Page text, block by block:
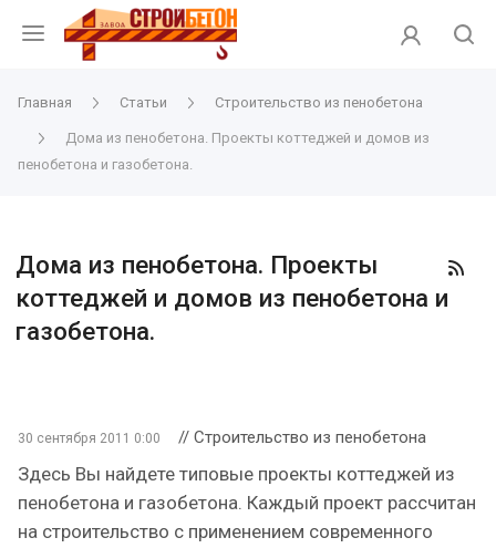
Главная Статьи Строительство из пенобетона
Дома из пенобетона. Проекты коттеджей и домов из
пенобетона и газобетона.
Дома из пенобетона. Проекты
коттеджей и домов из пенобетона и
газобетона.
30 сентября 2011 0:00 // Строительство из пенобетона
Здесь Вы найдете типовые проекты коттеджей из
пенобетона и газобетона. Каждый проект рассчитан
на строительство с применением современного